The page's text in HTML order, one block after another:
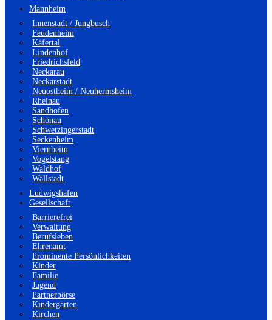
Mannheim
Innenstadt / Jungbusch
Feudenheim
Käfertal
Lindenhof
Friedrichsfeld
Neckarau
Neckarstadt
Neuostheim / Neuhermsheim
Rheinau
Sandhofen
Schönau
Schwetzingerstadt
Seckenheim
Viernheim
Vogelstang
Waldhof
Wallstadt
Ludwigshafen
Gesellschaft
Barrierefrei
Verwaltung
Berufsleben
Ehrenamt
Prominente Persönlichkeiten
Kinder
Familie
Jugend
Partnerbörse
Kindergärten
Kirchen